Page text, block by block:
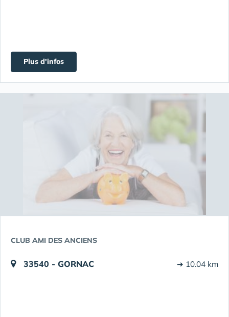
Plus d'infos
CLUB AMI DES ANCIENS
33540 - GORNAC ➔ 10.04 km